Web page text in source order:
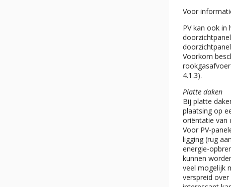
Voor
PV kan ook in
Voorkom
4.1.3).
Platte daken
Bij platte
plaatsing op
oriëntatie van
Voor PV-
ligging (rug
energie-
kunnen
veel mogelijk
verspreid